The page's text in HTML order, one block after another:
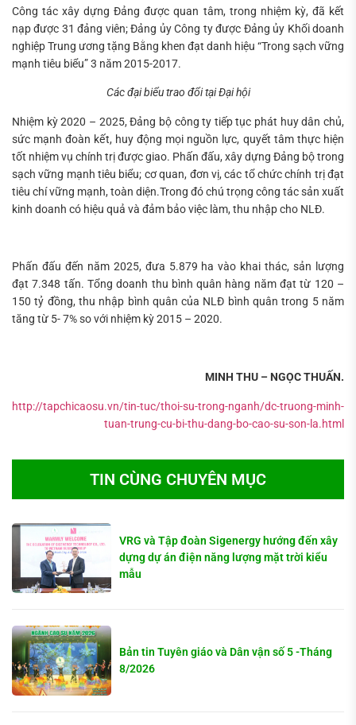
Công tác xây dựng Đảng được quan tâm, trong nhiệm kỳ, đã kết
nạp được 31 đảng viên; Đảng ủy Công ty được Đảng ủy Khối doanh
nghiệp Trung ương tặng Bằng khen đạt danh hiệu “Trong sạch vững
mạnh tiêu biểu” 3 năm 2015-2017.
Các đại biểu trao đổi tại Đại hội
Nhiệm kỳ 2020 – 2025, Đảng bộ công ty tiếp tục phát huy dân chủ,
sức mạnh đoàn kết, huy động mọi nguồn lực, quyết tâm thực hiện
tốt nhiệm vụ chính trị được giao. Phấn đấu, xây dựng Đảng bộ trong
sạch vững mạnh tiêu biểu; cơ quan, đơn vị, các tổ chức chính trị đạt
tiêu chí vững mạnh, toàn diện.Trong đó chú trọng công tác sản xuất
kinh doanh có hiệu quả và đảm bảo việc làm, thu nhập cho NLĐ.
Phấn đấu đến năm 2025, đưa 5.879 ha vào khai thác, sản lượng
đạt 7.348 tấn. Tổng doanh thu bình quân hàng năm đạt từ 120 –
150 tỷ đồng, thu nhập bình quân của NLĐ bình quân trong 5 năm
tăng từ 5- 7% so với nhiệm kỳ 2015 – 2020.
MINH THU – NGỌC THUẤN.
http://tapchicaosu.vn/tin-tuc/thoi-su-trong-nganh/dc-truong-minh-
tuan-trung-cu-bi-thu-dang-bo-cao-su-son-la.html
TIN CÙNG CHUYÊN MỤC
VRG và Tập đoàn Sigenergy hướng đến xây
dựng dự án điện năng lượng mặt trời kiểu
mẫu
Bản tin Tuyên giáo và Dân vận số 5 -Tháng
8/2026